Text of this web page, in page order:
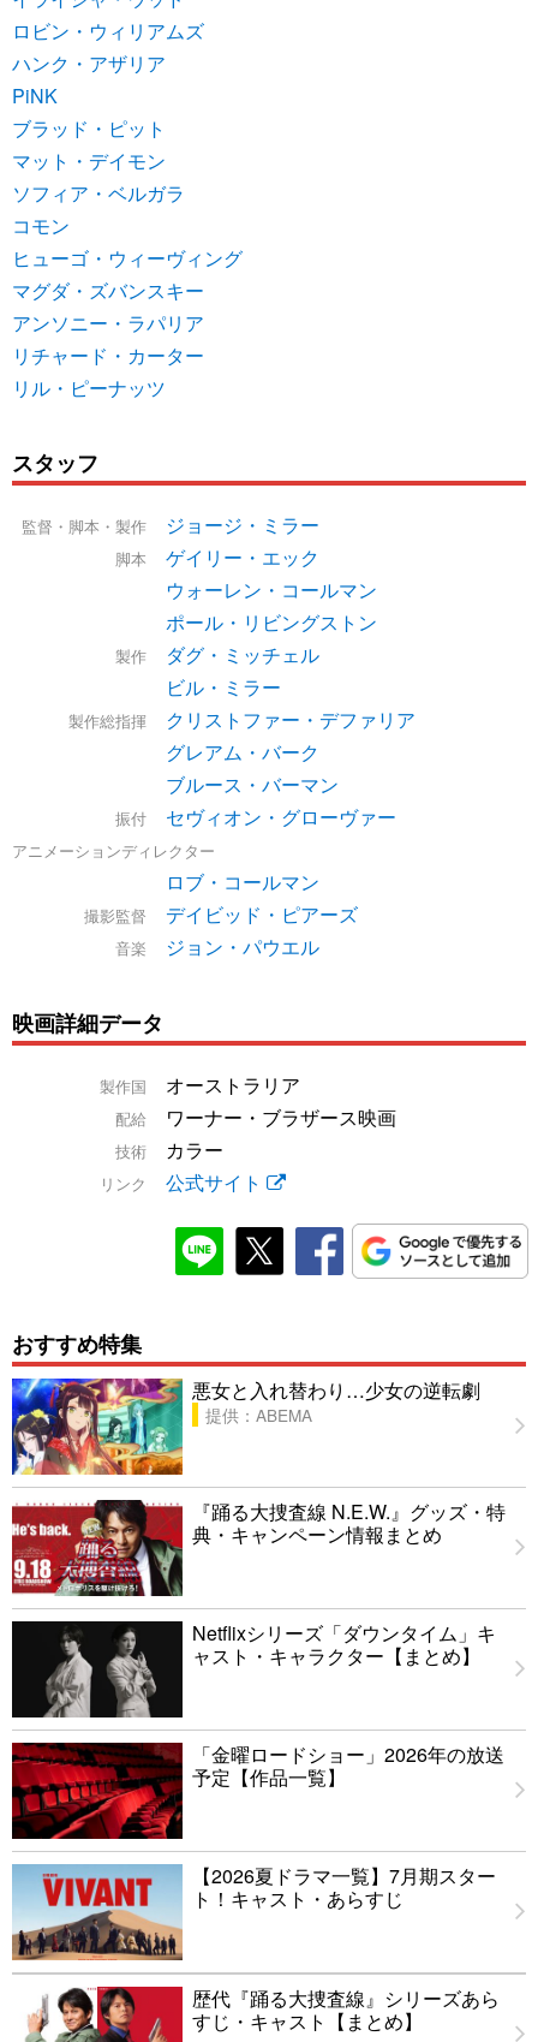
ロビン・ウィリアムズ
ハンク・アザリア
PiNK
ブラッド・ピット
マット・デイモン
ソフィア・ベルガラ
コモン
ヒューゴ・ウィーヴィング
マグダ・ズバンスキー
アンソニー・ラパリア
リチャード・カーター
リル・ピーナッツ
スタッフ
監督・脚本・製作 ジョージ・ミラー
脚本
ゲイリー・エック
ウォーレン・コールマン
ポール・リビングストン
製作
ダグ・ミッチェル
ビル・ミラー
製作総指揮
クリストファー・デファリア
グレアム・バーク
ブルース・バーマン
振付 セヴィオン・グローヴァー
アニメーションディレクター
ロブ・コールマン
撮影監督 デイビッド・ピアーズ
音楽 ジョン・パウエル
映画詳細データ
製作国 オーストラリア
配給 ワーナー・ブラザース映画
技術 カラー
リンク 公式サイト
おすすめ特集
悪女と入れ替わり…少女の逆転劇
提供：ABEMA
『踊る大捜査線 N.E.W.』グッズ・特
典・キャンペーン情報まとめ
Netflixシリーズ「ダウンタイム」キ
ャスト・キャラクター【まとめ】
「金曜ロードショー」2026年の放送
予定【作品一覧】
【2026夏ドラマ一覧】7月期スター
ト！キャスト・あらすじ
歴代『踊る大捜査線』シリーズあら
すじ・キャスト【まとめ】